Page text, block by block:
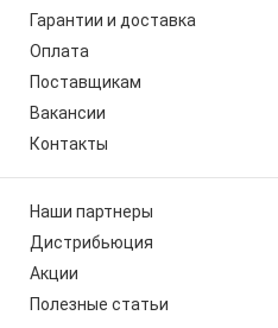
Гарантии и доставка
Оплата
Поставщикам
Вакансии
Контакты
Наши партнеры
Дистрибьюция
Акции
Полезные статьи